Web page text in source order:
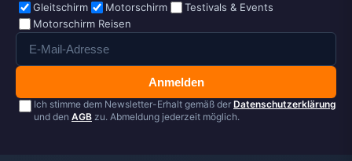
Gleitschirm Motorschirm
Testivals & Events
Motorschirm Reisen
Anmelden
Ich stimme dem Newsletter-Erhalt gemäß der Datenschutzerklärung
und den AGB zu. Abmeldung jederzeit möglich.